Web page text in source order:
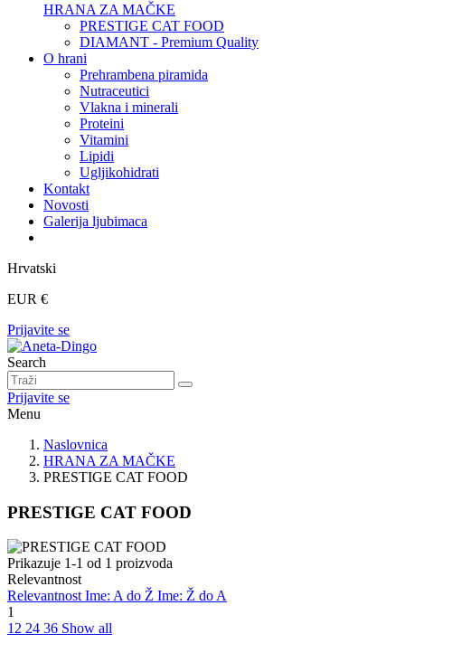
HRANA ZA MAČKE
PRESTIGE CAT FOOD
DIAMANT - Premium Quality
O hrani
Prehrambena piramida
Nutraceutici
Vlakna i minerali
Proteini
Vitamini
Lipidi
Ugljikohidrati
Kontakt
Novosti
Galerija ljubimaca
Hrvatski
EUR €
Prijavite se
Search
Prijavite se
Menu
Naslovnica
HRANA ZA MAČKE
PRESTIGE CAT FOOD
PRESTIGE CAT FOOD
Prikazuje 1-1 od 1 proizvoda
Relevantnost
RelevantnostIme: A do Ž Ime: Ž do A
1
12 24 36 Show all